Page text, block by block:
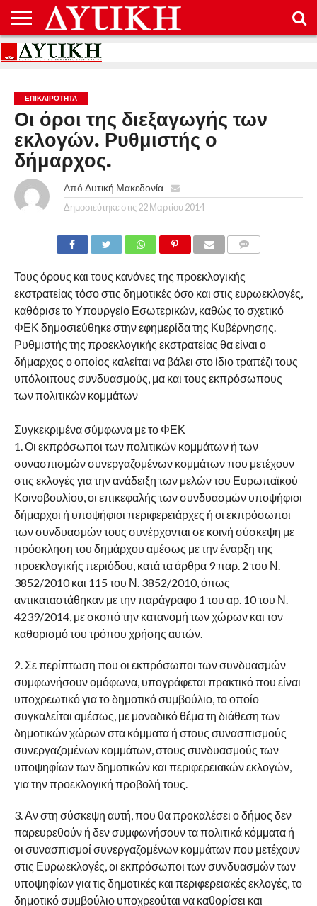
ΑΡΧΙΚΉ
ΕΠΙΚΟΙΝΩΝΊΑ
ΌΡΟΙ
ΠΡΟΣΤΑΣΊΑ
ΕΠΙΚΑΙΡΟΤΗΤΑ
Οι όροι της διεξαγωγής των
εκλογών. Ρυθμιστής ο
δήμαρχος.
Από Δυτική Μακεδονία
Δημοσιεύτηκε στις 22 Μαρτίου 2014
Τους όρους και τους κανόνες της προεκλογικής
εκστρατείας τόσο στις δημοτικές όσο και στις ευρωεκλογές,
καθόρισε το Υπουργείο Εσωτερικών, καθώς το σχετικό
ΦΕΚ δημοσιεύθηκε στην εφημερίδα της Κυβέρνησης.
Ρυθμιστής της προεκλογικής εκστρατείας θα είναι ο
δήμαρχος ο οποίος καλείται να βάλει στο ίδιο τραπέζι τους
υπόλοιπους συνδυασμούς, μα και τους εκπρόσωπους
των πολιτικών κομμάτων
Συγκεκριμένα σύμφωνα με το ΦΕΚ
1. Οι εκπρόσωποι των πολιτικών κομμάτων ή των
συνασπισμών συνεργαζομένων κομμάτων που μετέχουν
στις εκλογές για την ανάδειξη των μελών του Ευρωπαϊκού
Κοινοβουλίου, οι επικεφαλής των συνδυασμών υποψήφιοι
δήμαρχοι ή υποψήφιοι περιφερειάρχες ή οι εκπρόσωποι
των συνδυασμών τους συνέρχονται σε κοινή σύσκεψη με
πρόσκληση του δημάρχου αμέσως με την έναρξη της
προεκλογικής περιόδου, κατά τα άρθρα 9 παρ. 2 του Ν.
3852/2010 και 115 του Ν. 3852/2010, όπως
αντικαταστάθηκαν με την παράγραφο 1 του αρ. 10 του Ν.
4239/2014, με σκοπό την κατανομή των χώρων και τον
καθορισμό του τρόπου χρήσης αυτών.
2. Σε περίπτωση που οι εκπρόσωποι των συνδυασμών
συμφωνήσουν ομόφωνα, υπογράφεται πρακτικό που είναι
υποχρεωτικό για το δημοτικό συμβούλιο, το οποίο
συγκαλείται αμέσως, με μοναδικό θέμα τη διάθεση των
δημοτικών χώρων στα κόμματα ή στους συνασπισμούς
συνεργαζομένων κομμάτων, στους συνδυασμούς των
υποψηφίων των δημοτικών και περιφερειακών εκλογών,
για την προεκλογική προβολή τους.
3. Αν στη σύσκεψη αυτή, που θα προκαλέσει ο δήμος δεν
παρευρεθούν ή δεν συμφωνήσουν τα πολιτικά κόμματα ή
οι συνασπισμοί συνεργαζομένων κομμάτων που μετέχουν
στις Ευρωεκλογές, οι εκπρόσωποι των συνδυασμών των
υποψηφίων για τις δημοτικές και περιφερειακές εκλογές, το
δημοτικό συμβούλιο υποχρεούται να καθορίσει και